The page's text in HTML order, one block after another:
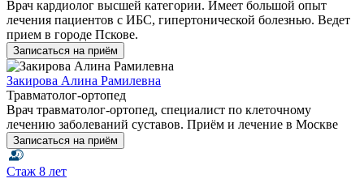
Врач кардиолог высшей категории. Имеет большой опыт
лечения пациентов с ИБС, гипертонической болезнью. Ведет
прием в городе Пскове.
Записаться на приём
Закирова Алина Рамилевна
Травматолог-ортопед
Врач травматолог-ортопед, специалист по клеточному
лечению заболеваний суставов. Приём и лечение в Москве
Записаться на приём
Стаж 8 лет